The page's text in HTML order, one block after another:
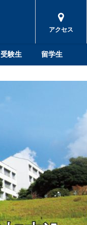
アクセス
受験生 留学生